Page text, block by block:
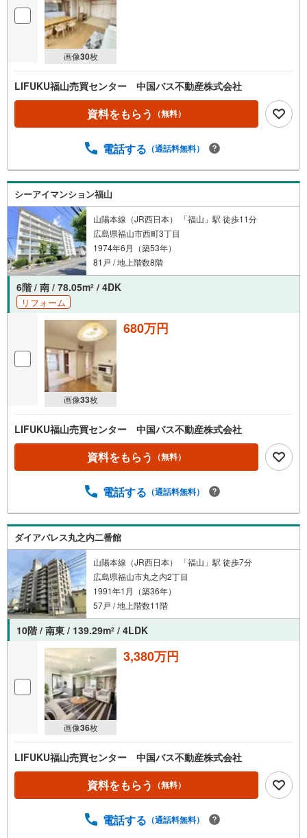
画像30枚
LIFUKU福山売買センター 中国バス不動産株式会社
資料をもらう （無料）
電話する （通話料無料）
シーアイマンション福山
山陽本線（JR西日本） 「福山」駅 徒歩11分
広島県福山市西町3丁目
1974年6月（築53年）
81戸 / 地上階数8階
6階 / 南 / 78.05m2 / 4DK
リフォーム
画像33枚
680万円
LIFUKU福山売買センター 中国バス不動産株式会社
資料をもらう （無料）
電話する （通話料無料）
ダイアパレス丸之内二番館
山陽本線（JR西日本） 「福山」駅 徒歩7分
広島県福山市丸之内2丁目
1991年1月（築36年）
57戸 / 地上階数11階
10階 / 南東 / 139.29m2 / 4LDK
画像36枚
3,380万円
LIFUKU福山売買センター 中国バス不動産株式会社
資料をもらう （無料）
電話する （通話料無料）